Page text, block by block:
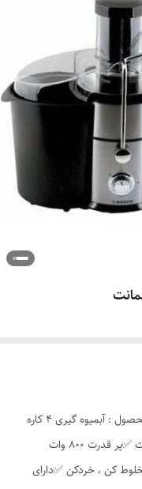
⚜️آبمیوه گیری 4 کاره ال جی(لند گرین) ✅نوع محصول : آبمیوه گیری 4 کاره
✅برند : ال جی(لند گرین) ✅دارای 2 حالت سرعت ✅پر قدرت 800 وات
،مخلوط کن ، خردکن ✅دارای